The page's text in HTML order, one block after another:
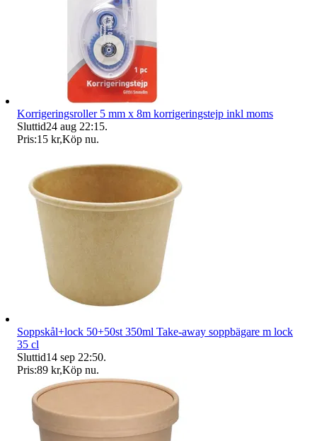
Korrigeringsroller 5 mm x 8m korrigeringstejp inkl moms
Sluttid24 aug 22:15.
Pris:15 kr,Köp nu.
Soppskål+lock 50+50st 350ml Take-away soppbägare m lock
35 cl
Sluttid14 sep 22:50.
Pris:89 kr,Köp nu.